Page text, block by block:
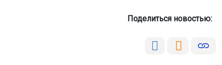
Поделиться новостью: